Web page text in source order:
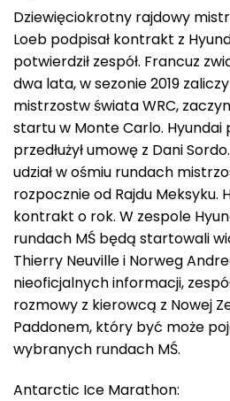
Dziewięciokrotny rajdowy
Loeb podpisał kontrakt z
potwierdził zespół. Francuz
dwa lata, w sezonie 2019
mistrzostw świata WRC,
startu w Monte Carlo. Hyundai
przedłużył umowę z Dani
udział w ośmiu rundach
rozpocznie od Rajdu Meksyku.
kontrakt o rok. W zespole
rundach MŚ będą startowali
Thierry Neuville i Norweg
nieoficjalnych informacji,
rozmowy z kierowcą z Nowej
Paddonem, który być może
wybranych rundach MŚ.
Antarctic Ice Marathon: